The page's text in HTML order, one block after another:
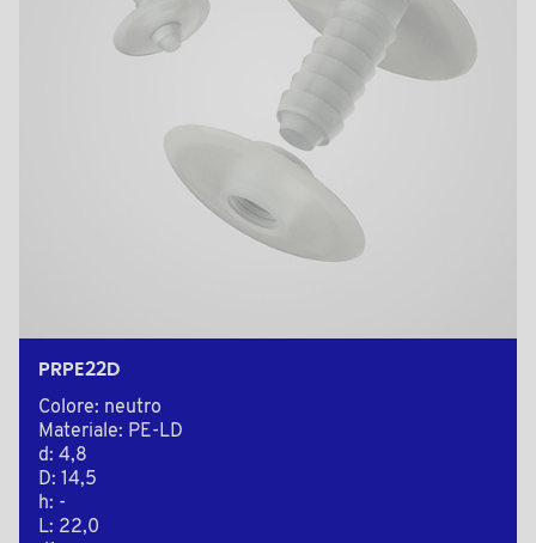
PRPE22D
Colore: neutro
Materiale: PE-LD
d: 4,8
D: 14,5
h: -
L: 22,0